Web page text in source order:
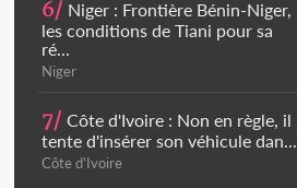
6/ Niger : Frontière Bénin-Niger,
les conditions de Tiani pour sa
ré...
Niger
7/ Côte d'Ivoire : Non en règle, il
tente d'insérer son véhicule dan...
Côte d'Ivoire